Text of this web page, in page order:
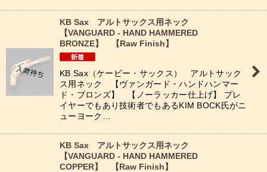
KB Sax アルトサックス用ネック
【VANGUARD - HAND HAMMERED
BRONZE】 【Raw Finish】
KB Sax（ケービー・サックス） アルトサック
ス用ネック 【ヴァンガード・ハンドハンマー
ド・ブロンズ】 【ノーラッカー仕上げ】 プレ
イヤーでもあり技術者でもあるKIM BOCK氏がニ
ューヨーク…
KB Sax アルトサックス用ネック
【VANGUARD - HAND HAMMERED
COPPER】 【Raw Finish】